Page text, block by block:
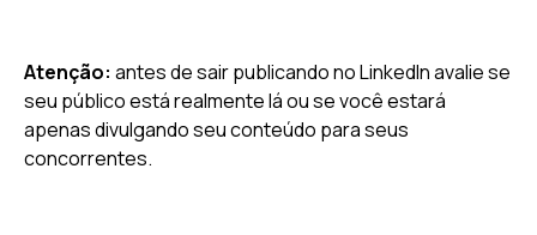
Atenção: antes de sair publicando no LinkedIn avalie se
seu público está realmente lá ou se você estará
apenas divulgando seu conteúdo para seus
concorrentes.